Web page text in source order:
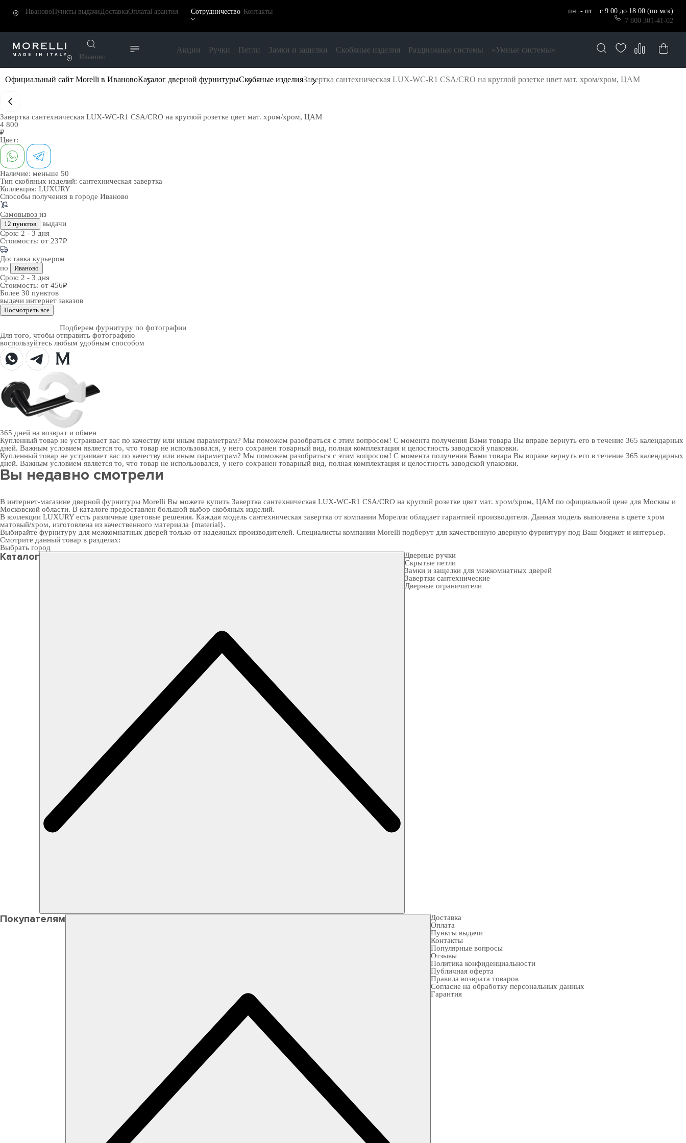
ИвановоПункты выдачиДоставкаОплатаГарантия Сотрудничество Контакты
пн. - пт. : с 9:00 до 18:00 (по мск)
7 800 301-41-02
Иваново
Акции Ручки Петли Замки и защелки Скобяные изделия Раздвижные системы «Умные системы»
Официальный сайт Morelli в ИвановоКаталог дверной фурнитурыСкобяные изделияЗавертка сантехническая LUX-WC-R1 CSA/CRO на круглой розетке цвет мат. хром/хром, ЦАМ
Завертка сантехническая LUX-WC-R1 CSA/CRO на круглой розетке цвет мат. хром/хром, ЦАМ
4 800
₽
Цвет:
Наличие: меньше 50
Тип скобяных изделий: сантехническая завертка
Коллекция: LUXURY
Способы получения в городе Иваново
Самовывоз из
12 пунктов
выдачи
Срок: 2 - 3 дня
Стоимость: от 237₽
Доставка курьером
по
Иваново
Срок: 2 - 3 дня
Стоимость: от 456₽
Более 30 пунктов
выдачи интернет заказов
Посмотреть все
Подберем фурнитуру по фотографии
Для того, чтобы отправить фотографию
воспользуйтесь любым удобным способом
365 дней на возврат и обмен
Купленный товар не устраивает вас по качеству или иным параметрам? Мы поможем разобраться с этим вопросом! С момента получения Вами товара Вы вправе вернуть его в течение 365 календарных
дней. Важным условием является то, что товар не использовался, у него сохранен товарный вид, полная комплектация и целостность заводской упаковки.
Купленный товар не устраивает вас по качеству или иным параметрам? Мы поможем разобраться с этим вопросом! С момента получения Вами товара Вы вправе вернуть его в течение 365 календарных
дней. Важным условием является то, что товар не использовался, у него сохранен товарный вид, полная комплектация и целостность заводской упаковки.
Вы недавно смотрели
В интернет-магазине дверной фурнитуры Morelli Вы можете купить Завертка сантехническая LUX-WC-R1 CSA/CRO на круглой розетке цвет мат. хром/хром, ЦАМ по официальной цене для Москвы и
Московской области. В каталоге предоставлен большой выбор скобяных изделий.
В коллекции LUXURY есть различные цветовые решения. Каждая модель сантехническая завертка от компании Морелли обладает гарантией производителя. Данная модель выполнена в цвете хром
матовый/хром, изготовлена из качественного материала {material}.
Выбирайте фурнитуру для межкомнатных дверей только от надежных производителей. Специалисты компании Morelli подберут для качественную дверную фурнитуру под Ваш бюджет и интерьер.
Смотрите данный товар в разделах:
Выбрать город
Каталог
Дверные ручки
Скрытые петли
Замки и защелки для межкомнатных дверей
Завертки сантехнические
Дверные ограничители
Покупателям
Доставка
Оплата
Пункты выдачи
Контакты
Популярные вопросы
Отзывы
Политика конфиденциальности
Публичная оферта
Правила возврата товаров
Согласие на обработку персональных данных
Гарантия